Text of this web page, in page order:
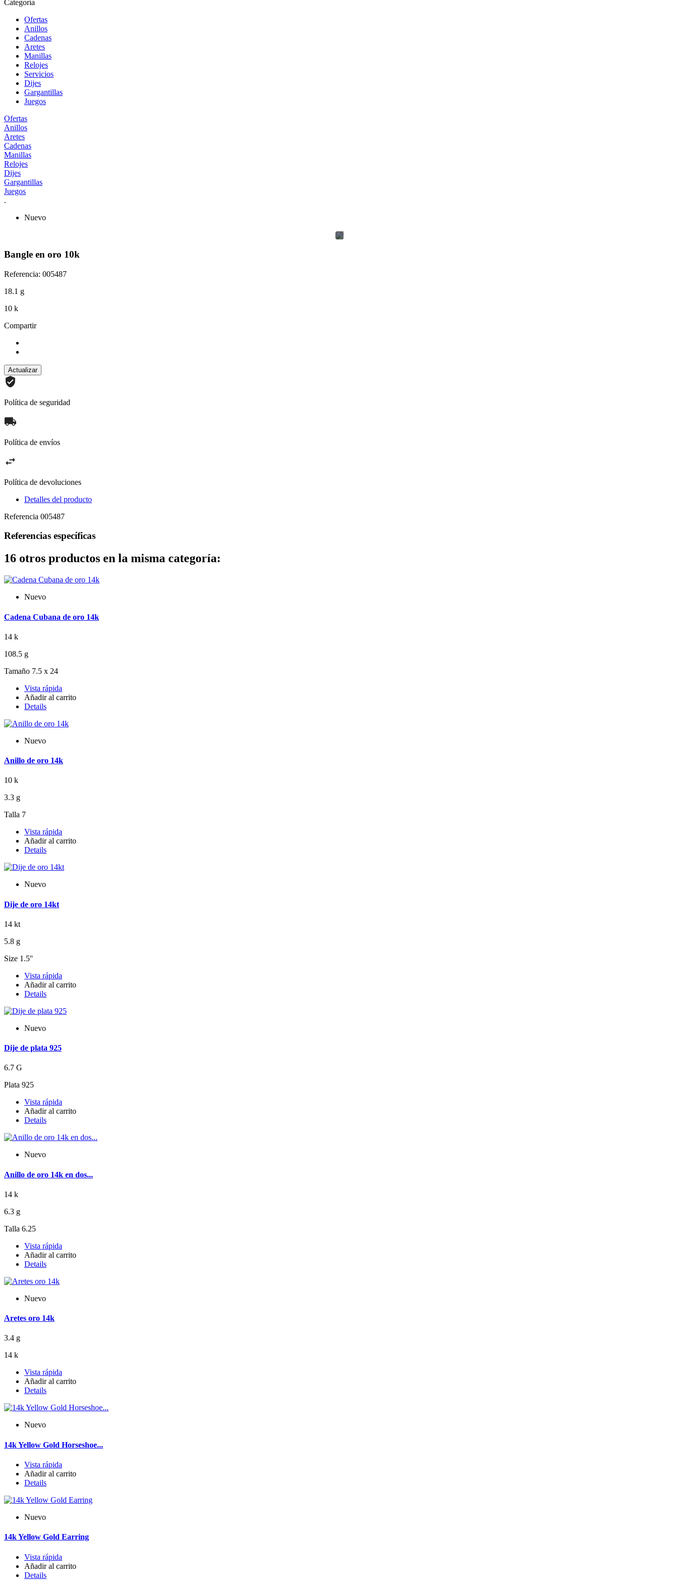
Categoría
Ofertas
Anillos
Cadenas
Aretes
Manillas
Relojes
Servicios
Dijes
Gargantillas
Juegos
Ofertas
Anillos
Aretes
Cadenas
Manillas
Relojes
Dijes
Gargantillas
Juegos
.
Nuevo
Bangle en oro 10k
Referencia: 005487
18.1 g
10 k
Compartir
Política de seguridad
Política de envíos
Política de devoluciones
Detalles del producto
Referencia 005487
Referencias específicas
16 otros productos en la misma categoría:
Nuevo
Cadena Cubana de oro 14k
14 k
108.5 g
Tamaño 7.5 x 24
Vista rápida
Añadir al carrito
Details
Nuevo
Anillo de oro 14k
10 k
3.3 g
Talla 7
Vista rápida
Añadir al carrito
Details
Nuevo
Dije de oro 14kt
14 kt
5.8 g
Size 1.5''
Vista rápida
Añadir al carrito
Details
Nuevo
Dije de plata 925
6.7 G
Plata 925
Vista rápida
Añadir al carrito
Details
Nuevo
Anillo de oro 14k en dos...
14 k
6.3 g
Talla 6.25
Vista rápida
Añadir al carrito
Details
Nuevo
Aretes oro 14k
3.4 g
14 k
Vista rápida
Añadir al carrito
Details
Nuevo
14k Yellow Gold Horseshoe...
Vista rápida
Añadir al carrito
Details
Nuevo
14k Yellow Gold Earring
Vista rápida
Añadir al carrito
Details